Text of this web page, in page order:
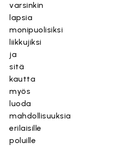
varsinkin
lapsia
monipuolisiksi
liikkujiksi
ja
sitä
kautta
myös
luoda
mahdollisuuksia
erilaisille
poluille